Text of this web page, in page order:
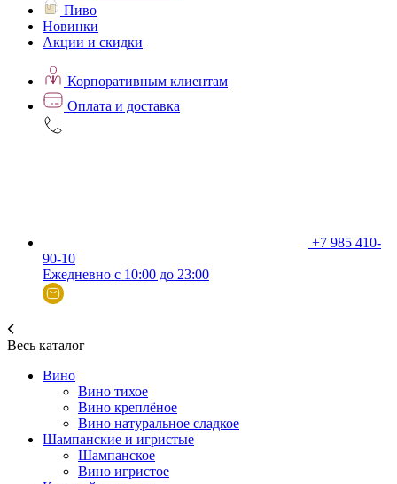
Пиво
Новинки
Акции и скидки
Корпоративным клиентам
Оплата и доставка
+7 985 410-
90-10
Ежедневно с 10:00 до 23:00
Весь каталог
Вино
Вино тихое
Вино креплёное
Вино натуральное сладкое
Шампанские и игристые
Шампанское
Вино игристое